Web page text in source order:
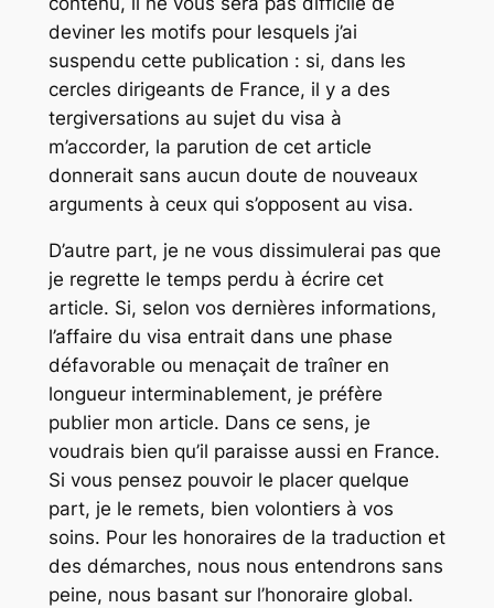
deviner les motifs pour lesquels j’ai
suspendu cette publication : si, dans les
cercles dirigeants de France, il y a des
tergiversations au sujet du visa à
m’accorder, la parution de cet article
donnerait sans aucun doute de nouveaux
arguments à ceux qui s’opposent au visa.
D’autre part, je ne vous dissimulerai pas que
je regrette le temps perdu à écrire cet
article. Si, selon vos dernières informations,
l’affaire du visa entrait dans une phase
défavorable ou menaçait de traîner en
longueur interminablement, je préfère
publier mon article. Dans ce sens, je
voudrais bien qu’il paraisse aussi en France.
Si vous pensez pouvoir le placer quelque
part, je le remets, bien volontiers à vos
soins. Pour les honoraires de la traduction et
des démarches, nous nous entendrons sans
peine, nous basant sur l’honoraire global.